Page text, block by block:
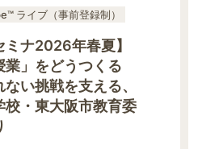
ライブ（事前登録制）
ミナ2026年春夏】
業」をどうつくる
い挑戦を支える、
・東大阪市教育委